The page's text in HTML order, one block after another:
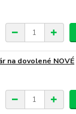
na dovolené NOVÉ